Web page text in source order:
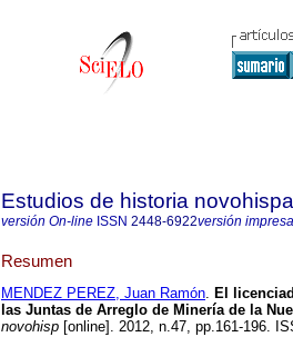
Estudios de historia
versión On-line ISSN 2448-6922versión impresa
Resumen
MENDEZ PEREZ, Juan Ramón. El
las Juntas de Arreglo de Minería de la
novohisp [online]. 2012, n.47, pp.161-196.